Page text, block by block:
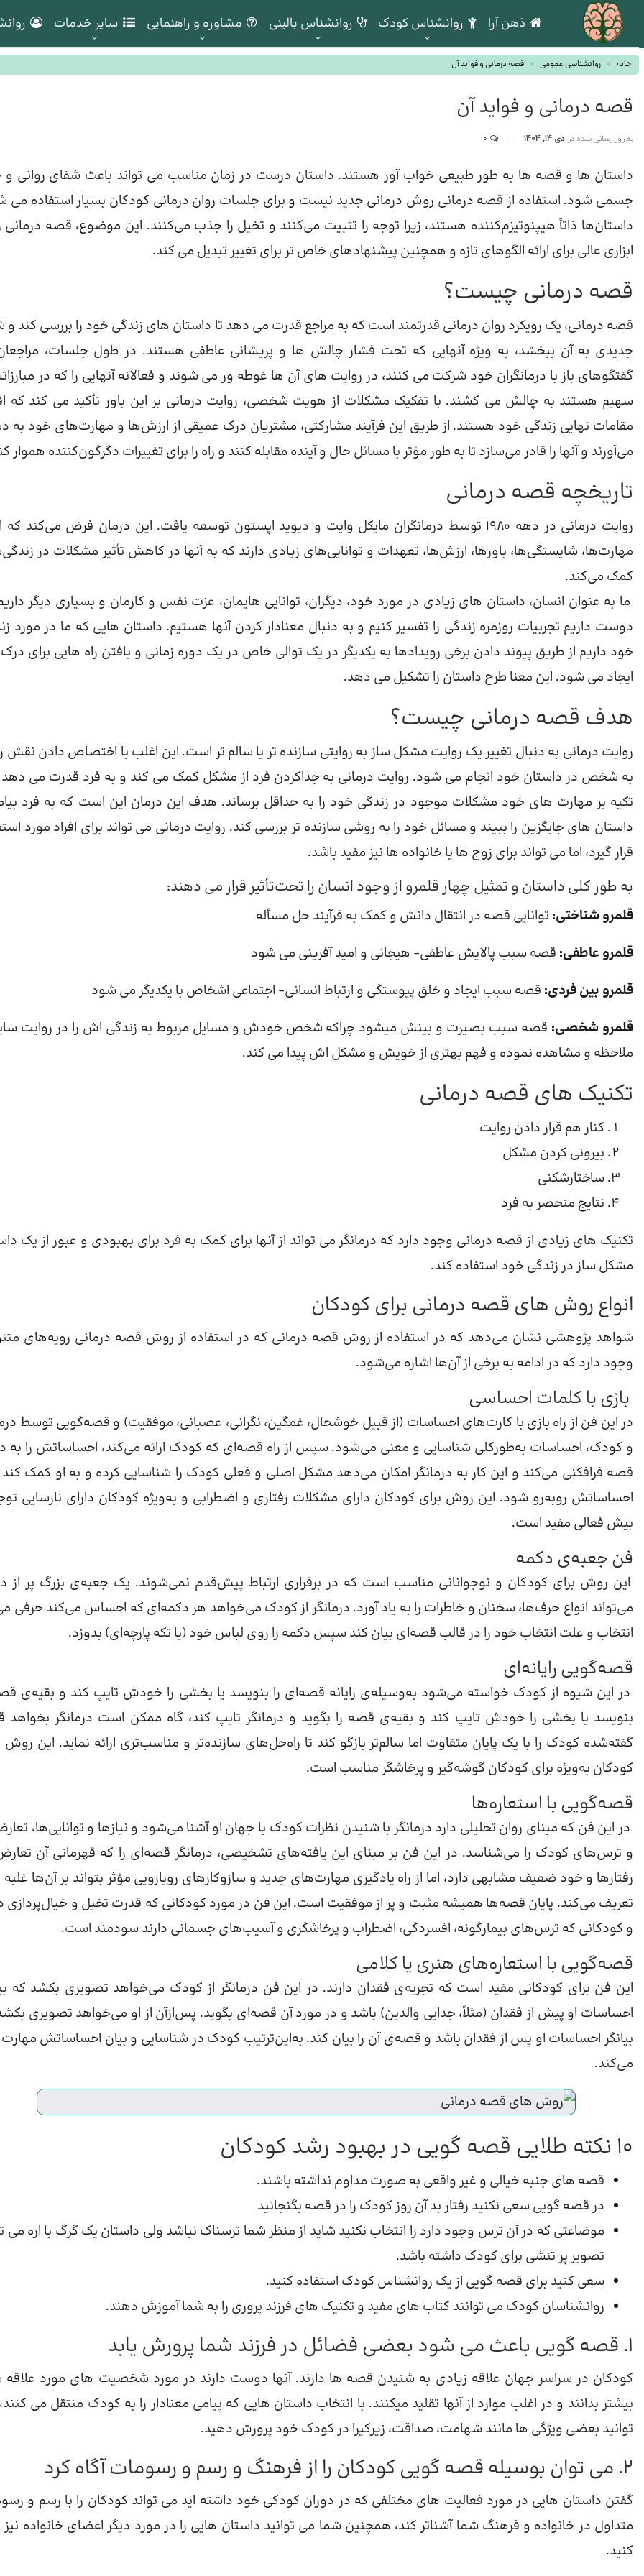
ذهن آرا روانشناس کودک روانشناس بالینی مشاوره و راهنمایی سایر خدمات
خانه روانشناسی عمومی قصه درمانی و فواید آن
قصه درمانی و فواید آن
به روز رسانی شده در دی 14, 1404
داستان ها و قصه ها به طور طبیعی خواب آور هستند. داستان درست در زمان مناسب می تواند باعث شفای روانی و
جسمی شود. استفاده از قصه درمانی روش درمانی جدید نیست و برای جلسات روان درمانی کودکان بسیار استفاده می
داستان‌ها ذاتاً هیپنوتیزم‌کننده هستند، زیرا توجه را تثبیت می‌کنند و تخیل را جذب می‌کنند. این موضوع، قصه درمانی
ابزاری عالی برای ارائه الگوهای تازه و همچنین پیشنهادهای خاص تر برای تغییر تبدیل می کند.
قصه درمانی چیست؟
قصه درمانی، یک رویکرد روان درمانی قدرتمند است که به مراجع قدرت می دهد تا داستان های زندگی خود را بررسی کند
جدیدی به آن ببخشد، به ویژه آنهایی که تحت فشار چالش ها و پریشانی عاطفی هستند. در طول جلسات،
گفتگوهای باز با درمانگران خود شرکت می کنند، در روایت های آن ها غوطه ور می شوند و فعالانه آنهایی را که در
سهیم هستند به چالش می کشند. با تفکیک مشکلات از هویت شخصی، روایت درمانی بر این باور تأکید می کند که
مقامات نهایی زندگی خود هستند. از طریق این فرآیند مشارکتی، مشتریان درک عمیقی از ارزش‌ها و مهارت‌های خود
می‌آورند و آنها را قادر می‌سازد تا به طور مؤثر با مسائل حال و آینده مقابله کنند و راه را برای تغییرات دگرگون‌کننده هموار
تاریخچه قصه درمانی
روایت درمانی در دهه 1980 توسط درمانگران مایکل وایت و دیوید اپستون توسعه یافت. این درمان فرض می‌کند که
مهارت‌ها، شایستگی‌ها، باورها، ارزش‌ها، تعهدات و توانایی‌های زیادی دارند که به آنها در کاهش تأثیر مشکلات در
کمک می‌کند.
ما به عنوان انسان، داستان های زیادی در مورد خود، دیگران، توانایی هایمان، عزت نفس و کارمان و بسیاری دیگر
دوست داریم تجربیات روزمره زندگی را تفسیر کنیم و به دنبال معنادار کردن آنها هستیم. داستان هایی که ما در مورد
خود داریم از طریق پیوند دادن برخی رویدادها به یکدیگر در یک توالی خاص در یک دوره زمانی و یافتن راه هایی برای درک
ایجاد می شود. این معنا طرح داستان را تشکیل می دهد.
هدف قصه درمانی چیست؟
روایت درمانی به دنبال تغییر یک روایت مشکل ساز به روایتی سازنده تر یا سالم تر است. این اغلب با اختصاص دادن نقش
به شخص در داستان خود انجام می شود. روایت درمانی به جداکردن فرد از مشکل کمک می کند و به فرد قدرت می دهد
تکیه بر مهارت های خود مشکلات موجود در زندگی خود را به حداقل برساند. هدف این درمان این است که به فرد
داستان های جایگزین را ببیند و مسائل خود را به روشی سازنده تر بررسی کند. روایت درمانی می تواند برای افراد مورد
قرار گیرد، اما می تواند برای زوج ها یا خانواده ها نیز مفید باشد.
به طور کلی داستان و تمثیل چهار قلمرو از وجود انسان را تحت‌تأثیر قرار می دهند:
قلمرو شناختی: توانایی قصه در انتقال دانش و کمک به فرآیند حل مسأله
قلمرو عاطفی: قصه سبب پالایش عاطفی- هیجانی و امید آفرینی می شود
قلمرو بین فردی: قصه سبب ایجاد و خلق پیوستگی و ارتباط انسانی- اجتماعی اشخاص با یکدیگر می شود
قلمرو شخصی: قصه سبب بصیرت و بینش میشود چرا‌که شخص خودش و مسایل مربوط به زندگی اش را در روایت
ملاحظه و مشاهده نموده و فهم بهتری از خویش و مشکل اش پیدا می کند.
تکنیک های قصه درمانی
کنار هم قرار دادن روایت
بیرونی کردن مشکل
ساختارشکنی
نتایج منحصر به فرد
تکنیک های زیادی از قصه درمانی وجود دارد که درمانگر می تواند از آنها برای کمک به فرد برای بهبودی و عبور از یک
مشکل ساز در زندگی خود استفاده کند.
انواع روش های قصه درمانی برای کودکان
شواهد پژوهشی نشان می‌دهد که در استفاده از روش قصه درمانی که در استفاده از روش قصه درمانی رویه‌های
وجود دارد که در ادامه به برخی از آن‌ها اشاره می‌شود.
بازی با کلمات احساسی
در این فن از راه بازی با کارت‌های احساسات (از قبیل خوشحال، غمگین، نگرانی، عصبانی، موفقیت) و قصه‌گویی توسط
و کودک، احساسات به‌طورکلی شناسایی و معنی می‌شود. سپس از راه قصه‌ای که کودک ارائه می‌کند، احساساتش را به
قصه فرافکنی می‌کند و این کار به درمانگر امکان می‌دهد مشکل اصلی و فعلی کودک را شناسایی کرده و به او کمک کند
احساساتش روبه‌رو شود. این روش برای کودکان دارای مشکلات رفتاری و اضطرابی و به‌ویژه کودکان دارای نارسایی
بیش فعالی مفید است.
فن جعبه‌ی دکمه
این روش برای کودکان و نوجوانانی مناسب است که در برقراری ارتباط پیش‌قدم نمی‌شوند. یک جعبه‌ی بزرگ پر از
می‌تواند انواع حرف‌ها، سخنان و خاطرات را به یاد آورد. درمانگر از کودک می‌خواهد هر دکمه‌ای که احساس می‌کند حرفی
انتخاب و علت انتخاب خود را در قالب قصه‌ای بیان کند سپس دکمه را روی لباس خود (یا تکه پارچه‌ای) بدوزد.
قصه‌گویی رایانه‌ای
در این شیوه از کودک خواسته می‌شود به‌وسیله‌ی رایانه قصه‌ای را بنویسد یا بخشی را خودش تایپ کند و بقیه‌ی
بنویسد یا بخشی را خودش تایپ کند و بقیه‌ی قصه را بگوید و درمانگر تایپ کند، گاه ممکن است درمانگر
گفته‌شده کودک را با یک پایان متفاوت اما سالم‌تر بازگو کند تا راه‌حل‌های سازنده‌تر و مناسب‌تری ارائه نماید. این روش
کودکان به‌ویژه برای کودکان گوشه‌گیر و پرخاشگر مناسب است.
قصه‌گویی با استعاره‌ها
در این فن که مبنای روان تحلیلی دارد درمانگر با شنیدن نظرات کودک با جهان او آشنا می‌شود و نیازها و توانایی‌ها،
و ترس‌های کودک را می‌شناسد. در این فن بر مبنای این یافته‌های تشخیصی، درمانگر قصه‌ای را که قهرمانی آن
رفتارها و خود ضعیف مشابهی دارد، اما از راه یادگیری مهارت‌های جدید و سازوکارهای رویارویی مؤثر بتواند بر آن‌ها غلبه
تعریف می‌کند. پایان قصه‌ها همیشه مثبت و پر از موفقیت است. این فن در مورد کودکانی که قدرت تخیل و خیال‌پردازی
و کودکانی که ترس‌های بیمارگونه، افسردگی، اضطراب و پرخاشگری و آسیب‌های جسمانی دارند سودمند است.
قصه‌گویی با استعاره‌های هنری یا کلامی
این فن برای کودکانی مفید است که تجربه‌ی فقدان دارند. در این فن درمانگر از کودک می‌خواهد تصویری بکشد که
احساسات او پیش از فقدان (مثلاً، جدایی والدین) باشد و در مورد آن قصه‌ای بگوید. پس‌ازآن از او می‌خواهد تصویری
بیانگر احساسات او پس از فقدان باشد و قصه‌ی آن را بیان کند. به‌این‌ترتیب کودک در شناسایی و بیان احساساتش مهارت
می‌کند.
10 نکته طلایی قصه گویی در بهبود رشد کودکان
قصه های جنبه خیالی و غیر واقعی به صورت مداوم نداشته باشند.
در قصه گویی سعی نکنید رفتار بد آن روز کودک را در قصه بگنجانید
موضاعتی که در آن ترس وجود دارد را انتخاب نکنید شاید از منظر شما ترسناک نباشد ولی داستان یک گرگ با اره می
تصویر پر تنشی برای کودک داشته باشد.
سعی کنید برای قصه گویی از یک روانشناس کودک استفاده کنید.
روانشناسان کودک می توانند کتاب های مفید و تکنیک های فرزند پروری را به شما آموزش دهند.
1. قصه گویی باعث می شود بعضی فضائل در فرزند شما پرورش یابد
کودکان در سراسر جهان علاقه زیادی به شنیدن قصه ها دارند. آنها دوست دارند در مورد شخصیت های مورد
بیشتر بدانند و در اغلب موارد از آنها تقلید میکنند. با انتخاب داستان هایی که پیامی معنادار را به کودک منتقل می
توانید بعضی ویژگی ها مانند شهامت، صداقت، زیرکیرا در کودک خود پرورش دهید.
2. می توان بوسیله قصه گویی کودکان را از فرهنگ و رسم و رسومات آگاه کرد
گفتن داستان هایی در مورد فعالیت های مختلفی که در دوران کودکی خود داشته اید می تواند کودکان را با رسم و
متداول در خانواده و فرهنگ شما آشناتر کند، همچنین شما می توانید داستان هایی را در مورد دیگر اعضای خانواده نیز
کنید.